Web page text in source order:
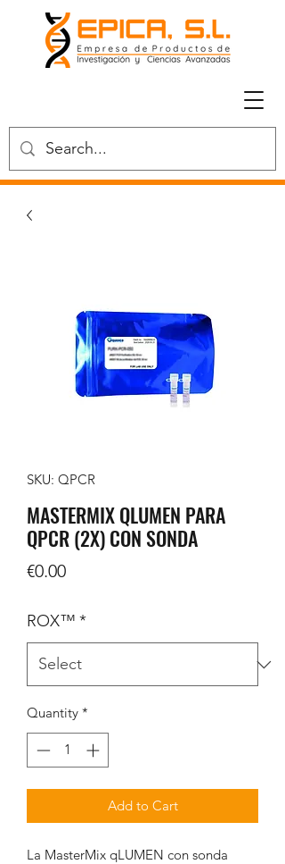
SKU: QPCR
MASTERMIX QLUMEN PARA
QPCR (2X) CON SONDA
€0.00Price
ROX™ *
Quantity *
Add to Cart
La MasterMix qLUMEN con sonda